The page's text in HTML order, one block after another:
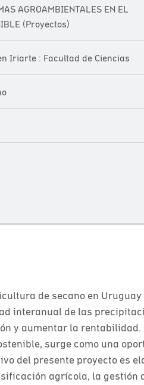
AGROAMBIENTALES EN EL
(Proyectos)
Iriarte : Facultad de Ciencias
de secano en
interanual de las
y aumentar la
surge como una
del presente proyecto
agrícola, la